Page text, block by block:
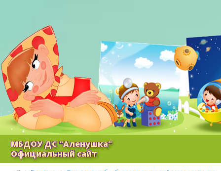
МБДОУ ДС "Аленушка"
Официальный сайт